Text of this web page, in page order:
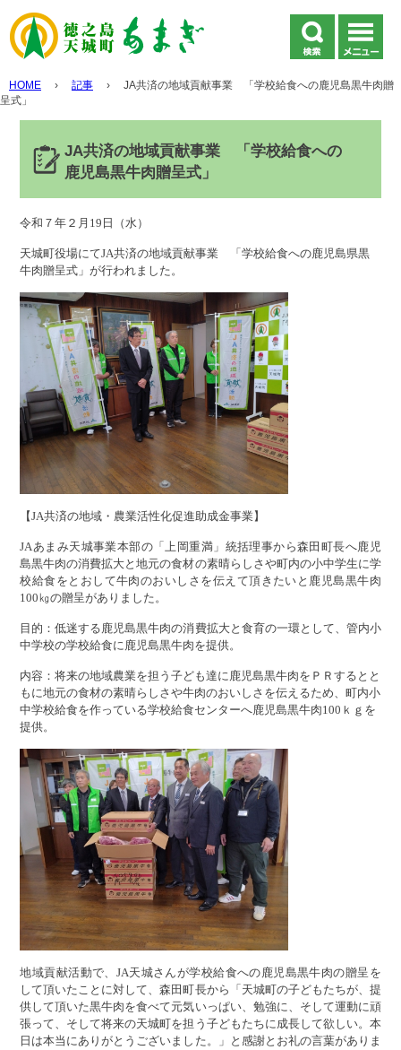
HOME › 記事 ›
JA共済の地域貢献事業 「学校給食への鹿児島黒牛肉贈
呈式」
JA共済の地域貢献事業 「学校給食への
鹿児島黒牛肉贈呈式」
令和７年２月19日（水）
天城町役場にてJA共済の地域貢献事業 「学校給食への鹿児島県黒
牛肉贈呈式」が行われました。
【JA共済の地域・農業活性化促進助成金事業】
JAあまみ天城事業本部の「上岡重満」統括理事から森田町長へ鹿児
島黒牛肉の消費拡大と地元の食材の素晴らしさや町内の小中学生に学
校給食をとおして牛肉のおいしさを伝えて頂きたいと鹿児島黒牛肉
100㎏の贈呈がありました。
目的：低迷する鹿児島黒牛肉の消費拡大と食育の一環として、管内小
中学校の学校給食に鹿児島黒牛肉を提供。
内容：将来の地域農業を担う子ども達に鹿児島黒牛肉をＰＲするとと
もに地元の食材の素晴らしさや牛肉のおいしさを伝えるため、町内小
中学校給食を作っている学校給食センターへ鹿児島黒牛肉100ｋｇを
提供。
地域貢献活動で、JA天城さんが学校給食への鹿児島黒牛肉の贈呈を
して頂いたことに対して、森田町長から「天城町の子どもたちが、提
供して頂いた黒牛肉を食べて元気いっぱい、勉強に、そして運動に頑
張って、そして将来の天城町を担う子どもたちに成長して欲しい。本
日は本当にありがとうございました。」と感謝とお礼の言葉がありま